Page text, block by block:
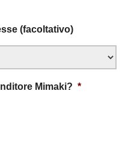
(facoltativo)
Mimaki? *